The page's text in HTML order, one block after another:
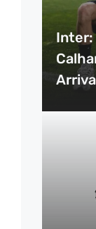
Inter: